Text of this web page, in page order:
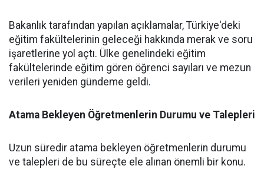
Bakanlık tarafından yapılan açıklamalar, Türkiye'deki
eğitim fakültelerinin geleceği hakkında merak ve soru
işaretlerine yol açtı. Ülke genelindeki eğitim
fakültelerinde eğitim gören öğrenci sayıları ve mezun
verileri yeniden gündeme geldi.
Atama Bekleyen Öğretmenlerin Durumu ve Talepleri
Uzun süredir atama bekleyen öğretmenlerin durumu
ve talepleri de bu süreçte ele alınan önemli bir konu.